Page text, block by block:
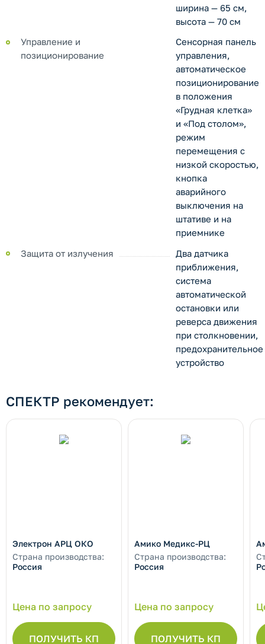
ширина — 65 см,
высота — 70 см
Управление и
позиционирование
Сенсорная панель
управления,
автоматическое
позиционирование
в положения
«Грудная клетка»
и «Под столом»,
режим
перемещения с
низкой скоростью,
кнопка
аварийного
выключения на
штативе и на
приемнике
Защита от излучения
Два датчика
приближения,
система
автоматической
остановки или
реверса движения
при столкновении,
предохранительное
устройство
СПЕКТР рекомендует:
Электрон АРЦ ОКО
Страна производства:
Россия
Цена по запросу
ПОЛУЧИТЬ КП
Амико Медикс-РЦ
Страна производства:
Россия
Цена по запросу
ПОЛУЧИТЬ КП